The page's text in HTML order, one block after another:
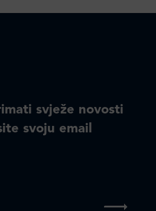
svježe novosti
svoju email